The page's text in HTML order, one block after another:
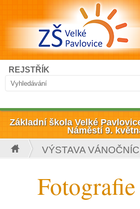
Přejít k hlavnímu obsahu
Vyhledávání
Hledat
REJSTŘÍK
Základní škola Velké
Náměstí 9.
Jste zde
VÝSTAVA